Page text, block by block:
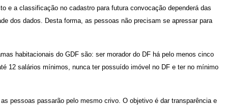
e a classificação no cadastro para futura convocação dependerá das
dos dados. Desta forma, as pessoas não precisam se apressar para
habitacionais do GDF são: ser morador do DF há pelo menos cinco
12 salários mínimos, nunca ter possuído imóvel no DF e ter no mínimo
pessoas passarão pelo mesmo crivo. O objetivo é dar transparência e